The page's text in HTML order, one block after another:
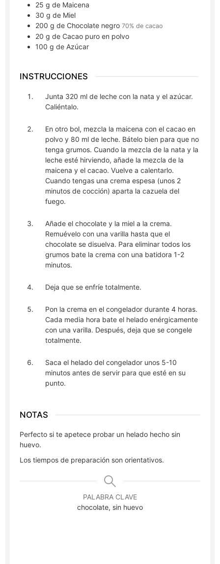
25 g de Maicena
30 g de Miel
200 g de Chocolate negro 70% de cacao
20 g de Cacao puro en polvo
100 g de Azúcar
INSTRUCCIONES
Junta 320 ml de leche con la nata y el azúcar.
Caliéntalo.
En otro bol, mezcla la maicena con el cacao en
polvo y 80 ml de leche. Bátelo bien para que no
tenga grumos. Cuando la mezcla de la nata y la
leche esté hirviendo, añade la mezcla de la
maicena y el cacao. Vuelve a calentarlo.
Cuando tengas una crema espesa (unos 2
minutos de cocción) aparta la cazuela del
fuego.
Añade el chocolate y la miel a la crema.
Remuévelo con una varilla hasta que el
chocolate se disuelva. Para eliminar todos los
grumos bate la crema con una batidora 1-2
minutos.
Deja que se enfríe totalmente.
Pon la crema en el congelador durante 4 horas.
Cada media hora bate el helado enérgicamente
con una varilla. Después, deja que se congele
totalmente.
Saca el helado del congelador unos 5-10
minutos antes de servir para que esté en su
punto.
NOTAS
Perfecto si te apetece probar un helado hecho sin
huevo.
Los tiempos de preparación son orientativos.
PALABRA CLAVE
chocolate, sin huevo